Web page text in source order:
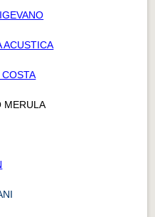
ACUSTICA
MERULA